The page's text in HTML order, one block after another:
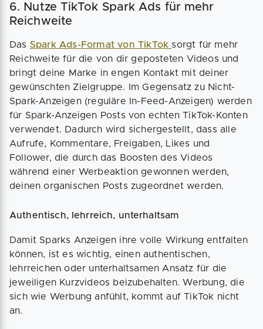
6. Nutze TikTok Spark Ads für mehr
Reichweite
Das Spark Ads-Format von TikTok sorgt für mehr
Reichweite für die von dir geposteten Videos und
bringt deine Marke in engen Kontakt mit deiner
gewünschten Zielgruppe. Im Gegensatz zu Nicht-
Spark-Anzeigen (reguläre In-Feed-Anzeigen) werden
für Spark-Anzeigen Posts von echten TikTok-Konten
verwendet. Dadurch wird sichergestellt, dass alle
Aufrufe, Kommentare, Freigaben, Likes und
Follower, die durch das Boosten des Videos
während einer Werbeaktion gewonnen werden,
deinen organischen Posts zugeordnet werden.
Authentisch, lehrreich, unterhaltsam
Damit Sparks Anzeigen ihre volle Wirkung entfalten
können, ist es wichtig, einen authentischen,
lehrreichen oder unterhaltsamen Ansatz für die
jeweiligen Kurzvideos beizubehalten. Werbung, die
sich wie Werbung anfühlt, kommt auf TikTok nicht
an.